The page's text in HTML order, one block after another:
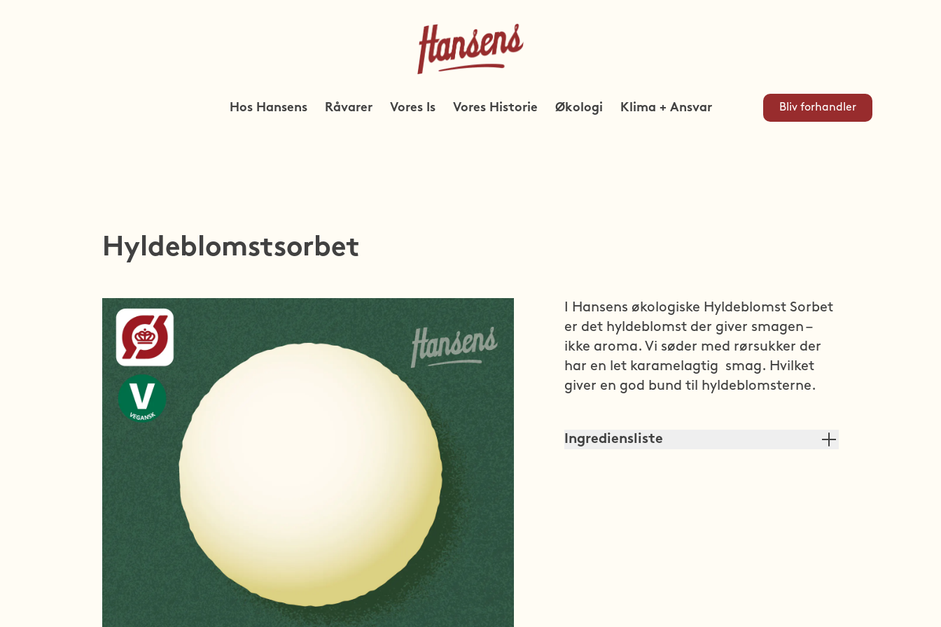
Hos Hansens Råvarer Vores Is Vores Historie Økologi Klima + Ansvar Bliv forhandler
Hyldeblomstsorbet
I Hansens økologiske Hyldeblomst Sorbet
er det hyldeblomst der giver smagen –
ikke aroma. Vi søder med rørsukker der
har en let karamelagtig  smag. Hvilket
giver en god bund til hyldeblomsterne.
Ingrediensliste